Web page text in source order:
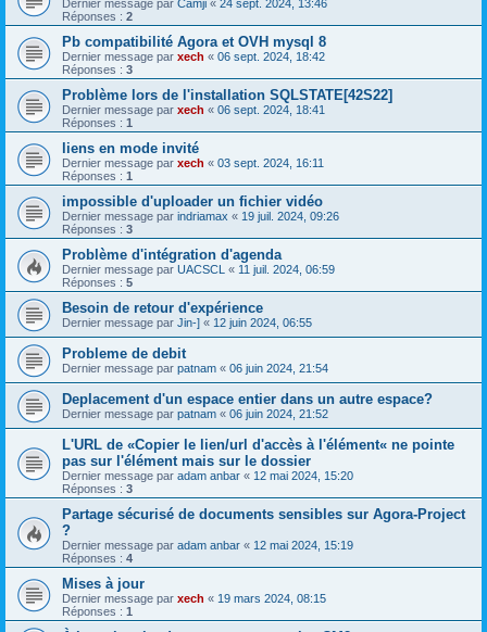
Dernier message par Camji « 24 sept. 2024, 13:46
Réponses : 2
Pb compatibilité Agora et OVH mysql 8
Dernier message par xech « 06 sept. 2024, 18:42
Réponses : 3
Problème lors de l'installation SQLSTATE[42S22]
Dernier message par xech « 06 sept. 2024, 18:41
Réponses : 1
liens en mode invité
Dernier message par xech « 03 sept. 2024, 16:11
Réponses : 1
impossible d'uploader un fichier vidéo
Dernier message par indriamax « 19 juil. 2024, 09:26
Réponses : 3
Problème d'intégration d'agenda
Dernier message par UACSCL « 11 juil. 2024, 06:59
Réponses : 5
Besoin de retour d'expérience
Dernier message par Jin-] « 12 juin 2024, 06:55
Probleme de debit
Dernier message par patnam « 06 juin 2024, 21:54
Deplacement d'un espace entier dans un autre espace?
Dernier message par patnam « 06 juin 2024, 21:52
L'URL de «Copier le lien/url d'accès à l'élément« ne pointe
pas sur l'élément mais sur le dossier
Dernier message par adam anbar « 12 mai 2024, 15:20
Réponses : 3
Partage sécurisé de documents sensibles sur Agora-Project
?
Dernier message par adam anbar « 12 mai 2024, 15:19
Réponses : 4
Mises à jour
Dernier message par xech « 19 mars 2024, 08:15
Réponses : 1